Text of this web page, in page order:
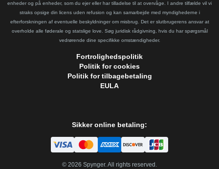
enheder og på enheder, som du ejer eller har tilladelse til at overvåge. I andre tilfælde vil vi
straks opsige din licens uden refusion og kan samarbejde med myndighederne i
efterforskningen af eventuelle beskyldninger om misbrug. Det er slutbrugerens ansvar at
overholde alle føderale og statslige love. Søg juridisk rådgivning, hvis du har spørgsmål
vedrørende dine specifikke omstændigheder.
Fortrolighedspolitik
Politik for cookies
Politik for tilbagebetaling
EULA
Sikker online betaling:
© 2026 Spynger. All rights reserved.